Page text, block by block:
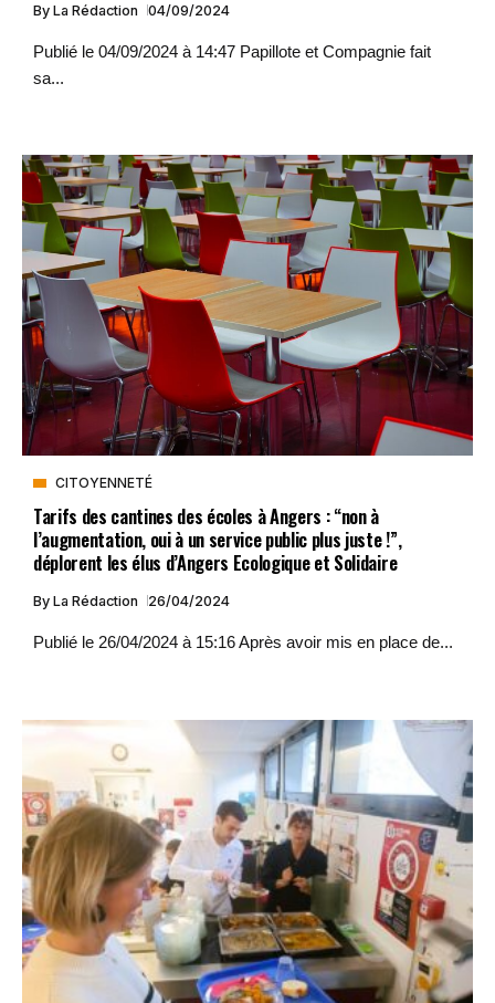
By La Rédaction 04/09/2024
Publié le 04/09/2024 à 14:47 Papillote et Compagnie fait
sa...
CITOYENNETÉ
Tarifs des cantines des écoles à Angers : “non à
l’augmentation, oui à un service public plus juste !”,
déplorent les élus d’Angers Ecologique et Solidaire
By La Rédaction 26/04/2024
Publié le 26/04/2024 à 15:16 Après avoir mis en place de...